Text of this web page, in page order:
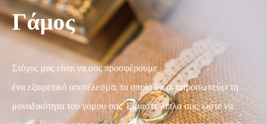
Γάμος
Στόχος μας είναι να σας προσφέρουμε
ένα εξαιρετικό αποτέλεσμα, το οποίο θα αντιπροσωπεύει τη
μοναδικότητα του γάμου σας. Είμαστε δίπλα σας, ώστε να